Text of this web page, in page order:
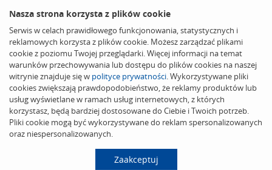
Nasza strona korzysta z plików cookie
Serwis w celach prawidłowego funkcjonowania, statystycznych i
reklamowych korzysta z plików cookie. Możesz zarządzać plikami
cookie z poziomu Twojej przeglądarki. Więcej informacji na temat
warunków przechowywania lub dostępu do plików cookies na naszej
witrynie znajduje się w polityce prywatności. Wykorzystywane pliki
cookies zwiększają prawdopodobieństwo, że reklamy produktów lub
usług wyświetlane w ramach usług internetowych, z których
korzystasz, będą bardziej dostosowane do Ciebie i Twoich potrzeb.
Pliki cookie mogą być wykorzystywane do reklam spersonalizowanych
oraz niespersonalizowanych.
Zaakceptuj